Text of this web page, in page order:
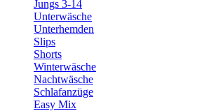
Jungs 3-14
Unterwäsche
Unterhemden
Slips
Shorts
Winterwäsche
Nachtwäsche
Schlafanzüge
Easy Mix